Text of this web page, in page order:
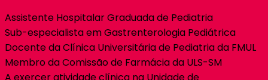
Assistente Hospitalar Graduada de Pediatria
Sub-especialista em Gastrenterologia Pediátrica
Docente da Clínica Universitária de Pediatria da FMUL
Membro da Comissão de Farmácia da ULS-SM
A exercer atividade clínica na Unidade de